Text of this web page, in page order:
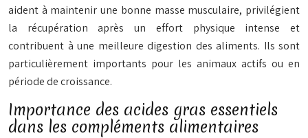
aident à maintenir une bonne masse musculaire, privilégient
la récupération après un effort physique intense et
contribuent à une meilleure digestion des aliments. Ils sont
particulièrement importants pour les animaux actifs ou en
période de croissance.
Importance des acides gras essentiels
dans les compléments alimentaires